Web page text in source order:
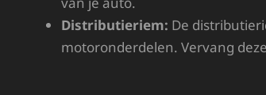
Distributieriem: De
motoronderdelen. Vervang